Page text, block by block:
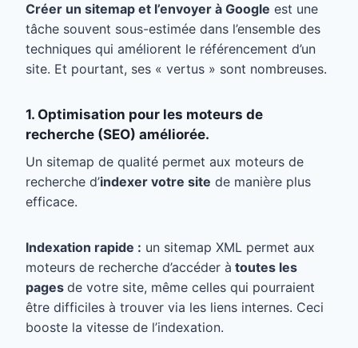
Créer un sitemap et l’envoyer à Google est une
tâche souvent sous-estimée dans l’ensemble des
techniques qui améliorent le référencement d’un
site. Et pourtant, ses « vertus » sont nombreuses.
1. Optimisation pour les moteurs de
recherche (SEO) améliorée.
Un sitemap de qualité permet aux moteurs de
recherche d’indexer votre site de manière plus
efficace.
Indexation rapide : un sitemap XML permet aux
moteurs de recherche d’accéder à toutes les
pages de votre site, même celles qui pourraient
être difficiles à trouver via les liens internes. Ceci
booste la vitesse de l’indexation.